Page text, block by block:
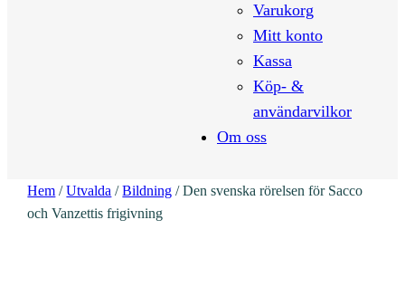
Varukorg
Mitt konto
Kassa
Köp- &
användarvilkor
Om oss
Hem /Utvalda /Bildning / Den svenska rörelsen för Sacco
och Vanzettis frigivning